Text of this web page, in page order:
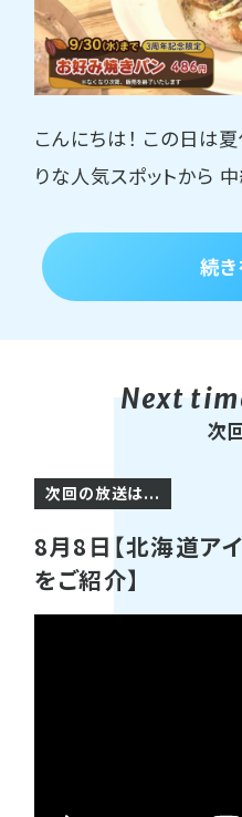
こんにちは！ この日は
りな人気スポットから
続
次
次回の放送は...
8月8日【北海道ア
をご紹介】